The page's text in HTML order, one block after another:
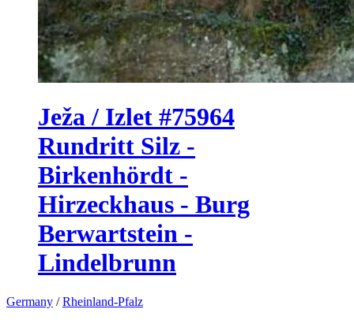
Ježa / Izlet #75964
Rundritt Silz -
Birkenhördt -
Hirzeckhaus - Burg
Berwartstein -
Lindelbrunn
Germany /Rheinland-Pfalz